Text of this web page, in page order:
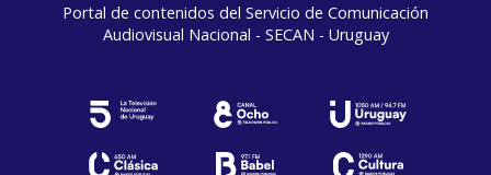
Portal de contenidos del Servicio de Comunicación
Audiovisual Nacional - SECAN - Uruguay